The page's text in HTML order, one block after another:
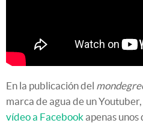
En la publicación del
marca de agua de un Youtuber,
vídeo a Facebookapenas unos